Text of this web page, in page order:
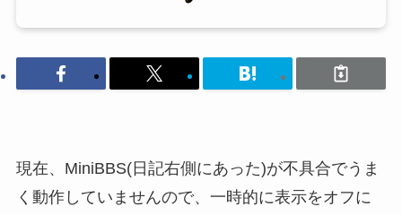
現在、MiniBBS(日記右側にあった)が不具合でうま
く動作していませんので、一時的に表示をオフに